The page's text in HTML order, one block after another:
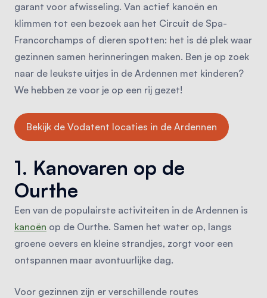
garant voor afwisseling. Van actief kanoën en
klimmen tot een bezoek aan het Circuit de Spa-
Francorchamps of dieren spotten: het is dé plek waar
gezinnen samen herinneringen maken. Ben je op zoek
naar de leukste uitjes in de Ardennen met kinderen?
We hebben ze voor je op een rij gezet!
Bekijk de Vodatent locaties in de Ardennen
1. Kanovaren op de
Ourthe
Een van de populairste activiteiten in de Ardennen is
kanoën op de Ourthe. Samen het water op, langs
groene oevers en kleine strandjes, zorgt voor een
ontspannen maar avontuurlijke dag.
Voor gezinnen zijn er verschillende routes